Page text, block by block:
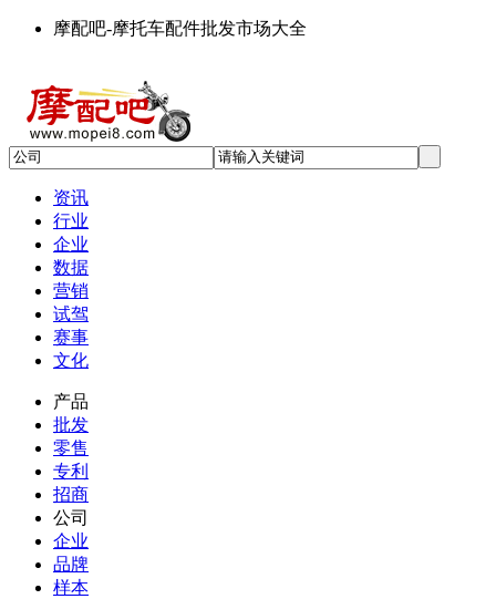
摩配吧-摩托车配件批发市场大全
资讯
行业
企业
数据
营销
试驾
赛事
文化
产品
批发
零售
专利
招商
公司
企业
品牌
样本